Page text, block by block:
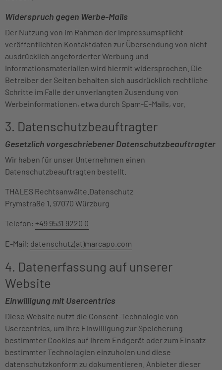
Widerspruch gegen Werbe-Mails
Der Nutzung von im Rahmen der Impressumspflicht
veröffentlichten Kontaktdaten zur Übersendung von nicht
ausdrücklich angeforderter Werbung und
Informationsmaterialien wird hiermit widersprochen. Die
Betreiber der Seiten behalten sich ausdrücklich rechtliche
Schritte im Falle der unverlangten Zusendung von
Werbeinformationen, etwa durch Spam-E-Mails, vor.
3. Datenschutzbeauftragter
Gesetzlich vorgeschriebener Datenschutzbeauftragter
Wir haben für unser Unternehmen einen
Datenschutzbeauftragten bestellt.
THALES Rechtsanwälte.Datenschutz
Prymstraße 1, 97070 Würzburg
Telefon: +49 9531 9220 0
E-Mail: datenschutz(at)marcapo.com
4. Datenerfassung auf unserer
Website
Einwilligung mit Usercentrics
Diese Website nutzt die Consent-Technologie von
Usercentrics, um Ihre Einwilligung zur Speicherung
bestimmter Cookies auf Ihrem Endgerät oder zum Einsatz
bestimmter Technologien einzuholen und diese
datenschutzkonform zu dokumentieren. Anbieter dieser